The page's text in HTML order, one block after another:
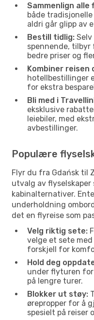
Sammenlign alle
både
aldri går glipp av
Bestill tidlig:
spennende,
bedre priser og
Kombiner reisen
hotellbestillinger
for ekstra
Bli med i
eksklusive
leiebiler, med
avbestillinger.
Populære
Flyr du fra Gdańsk til
utvalg av
kabinalternativer.
underholdning
det en flyreise som
Velg riktig sete:
velge et sete
forskjell for
Hold deg
under flyturen
på lengre turer.
Blokker ut støy:
ørepropper for å
spesielt på reiser